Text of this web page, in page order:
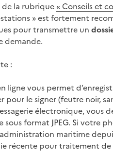
la rubrique « Conseils et
»est fortement
pour transmettre un
demande.
:
ligne vous permet
pour le signer (feutre noir,
électronique, vous
format JPEG. Si votre
maritime
récente pour traitement de